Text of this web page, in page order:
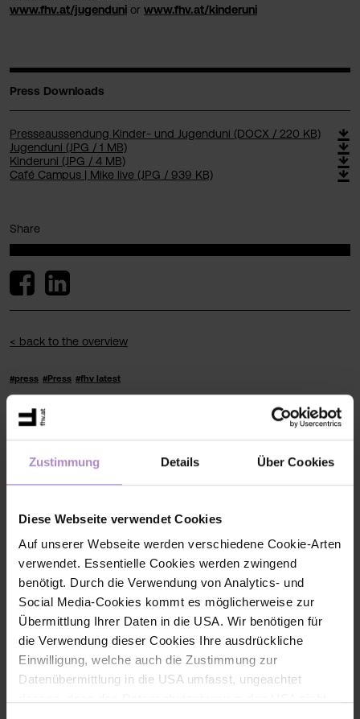
Zustimmung Details Über Cookies
Diese Webseite verwendet Cookies
Auf unserer Webseite werden verschiedene Cookie-Arten
verwendet. Essentielle Cookies werden zwingend
benötigt. Durch die Verwendung von Analytics- und
Social Media-Cookies kommt es möglicherweise zur
Übermittlung Ihrer Daten in die USA. Wir benötigen für
die Verwendung dieser Cookies Ihre ausdrückliche
Einwilligung, welche auch die Zustimmung zur
Datenübermittlung in die USA umfasst, ungeachtet
www.fhv.at/jugenduni or www.fhv.at/kinderuni
Press Downloads
Presseaussendung Kinder- und Jugenduni (DOCX / 220 KB)
Jugenduni (JPG / 1 MB)
Kinderuni (JPG / 4 MB)
Café Campus | Mike live (JPG / 939 KB)
Share
< back to the overview
#press #Press #fhv latest
AI Compass Lab: Training for the strategic use of AIDas KI-
KompassLab unterstützt Vorarlberger KMU dabei, Künstliche
Intelligenz strategisch und verantwortungsvoll einzusetzen.
Gemeinsam werden KI-Kompetenzen aufgebaut und nachhaltige